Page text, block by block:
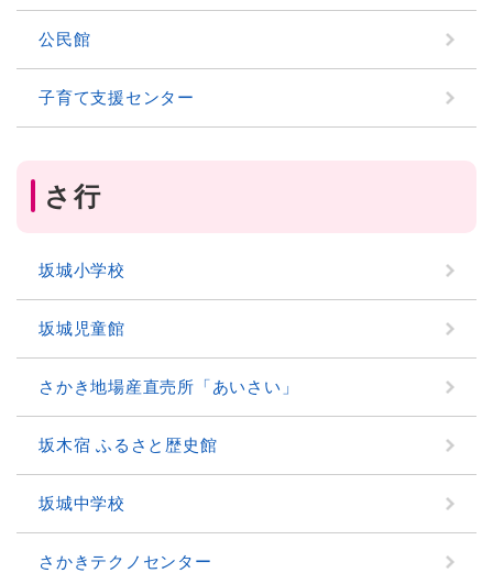
公民館
子育て支援センター
さ行
坂城小学校
坂城児童館
さかき地場産直売所「あいさい」
坂木宿 ふるさと歴史館
坂城中学校
さかきテクノセンター